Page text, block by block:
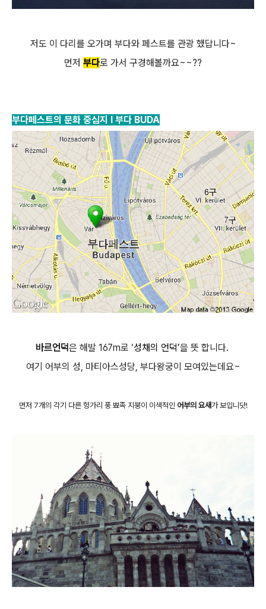
저도 이 다리를 오가며 부다와 페스트를 관광 했답니다~
먼저 부다로 가서 구경해볼까요~~??
부다페스트의 문화 중심지 l 부다 BUDA
바르언덕은 해발 167m로 ‘성채의 언덕’을 뜻 합니다.
여기 어부의 성, 마티아스성당, 부다왕궁이 모여있는데요~
먼저 7개의 각기 다른 헝가리 풍 뾰족 지붕이 이색적인 어부의 요새가 보입니닷!